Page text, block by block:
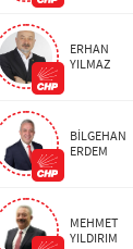
ERHAN
YILMAZ
BİLGEHAN
ERDEM
MEHMET
YILDIRIM